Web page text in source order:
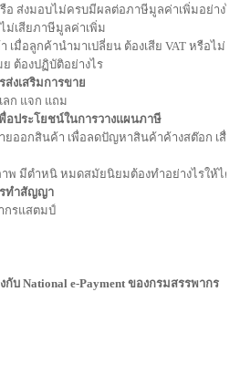
ส่งมอบไม่ครบมีผลต่อภาษีมูลค่าเพิ่มอย่างไร
ม่เสียภาษีมูลค่าเพิ่ม
มื่อลูกค้านำมาเปลี่ยน ต้องเสีย VAT หรือไม่
ต้องปฏิบัติอย่างไร
งเสริมการขาย
ก แจก แถม
อประโยชน์ในการวางแผนภาษี
ายออกสินค้า เพื่อลดปัญหาสินค้าค้างสต๊อก เสื่
พ มีตำหนิ หมดสมัยนิยมต้องทำอย่างไรให้ได้
รทำสัญญา
กรแสตมป์
บ National e-Payment ของกรมสรรพากร